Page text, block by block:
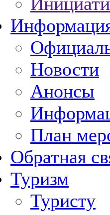
Новости
Анонсы
План
Обратная
Туризм
Туристу